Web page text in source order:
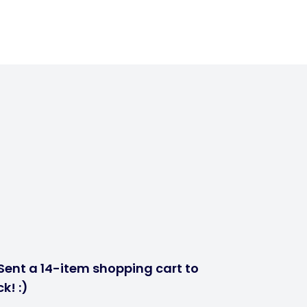
a 14-item shopping cart to
:)